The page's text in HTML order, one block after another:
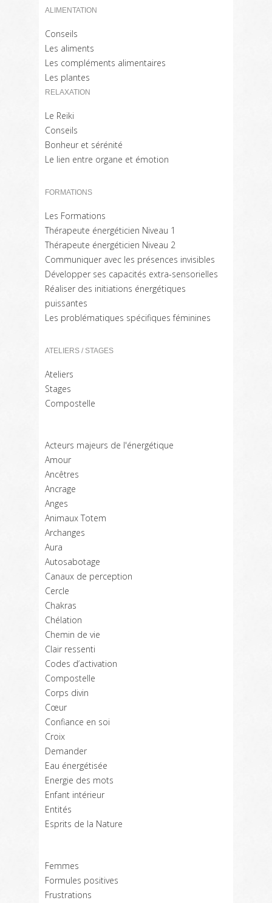
ALIMENTATION
Conseils
Les aliments
Les compléments alimentaires
Les plantes
RELAXATION
Le Reiki
Conseils
Bonheur et sérénité
Le lien entre organe et émotion
FORMATIONS
Les Formations
Thérapeute énergéticien Niveau 1
Thérapeute énergéticien Niveau 2
Communiquer avec les présences invisibles
Développer ses capacités extra-sensorielles
Réaliser des initiations énergétiques
puissantes
Les problématiques spécifiques féminines
ATELIERS / STAGES
Ateliers
Stages
Compostelle
Acteurs majeurs de l'énergétique
Amour
Ancêtres
Ancrage
Anges
Animaux Totem
Archanges
Aura
Autosabotage
Canaux de perception
Cercle
Chakras
Chélation
Chemin de vie
Clair ressenti
Codes d’activation
Compostelle
Corps divin
Cœur
Confiance en soi
Croix
Demander
Eau énergétisée
Energie des mots
Enfant intérieur
Entités
Esprits de la Nature
Femmes
Formules positives
Frustrations